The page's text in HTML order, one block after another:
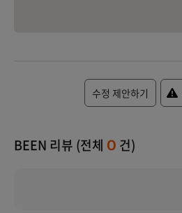
수정 제안하기
BEEN 리뷰 (전체 0 건)